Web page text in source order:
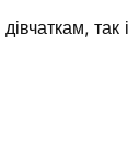
так і